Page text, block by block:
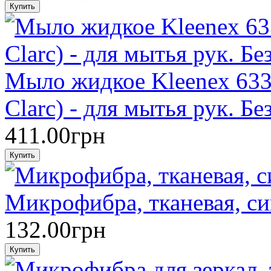
Мыло жидкое Kleenex
Clarc) - для мытья рук.
411.00грн
Микрофибра, тканевая,
132.00грн